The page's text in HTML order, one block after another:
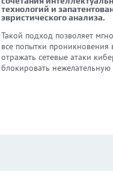
технологий и
эвристического анализа.
Такой подход позволяет
все попытки
отражать сетевые атаки
блокировать нежелательную